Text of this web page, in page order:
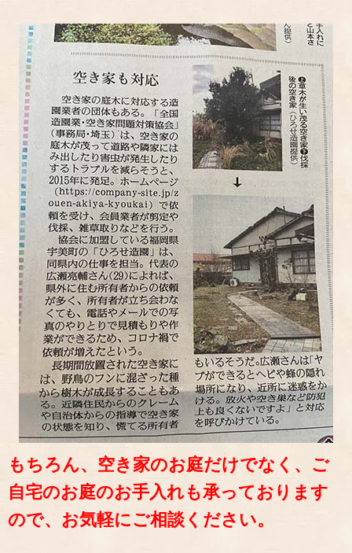
もちろん、空き家のお庭だけでなく、ご
自宅のお庭のお手入れも承っております
ので、お気軽にご相談ください。